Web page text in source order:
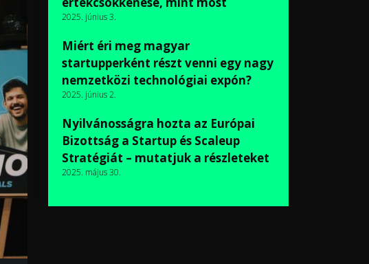
2025. június 3.
Miért éri meg magyar
startupperként részt venni egy nagy
nemzetközi technológiai expón?
2025. június 2.
Nyilvánosságra hozta az Európai
Bizottság a Startup és Scaleup
Stratégiát – mutatjuk a részleteket
2025. május 30.